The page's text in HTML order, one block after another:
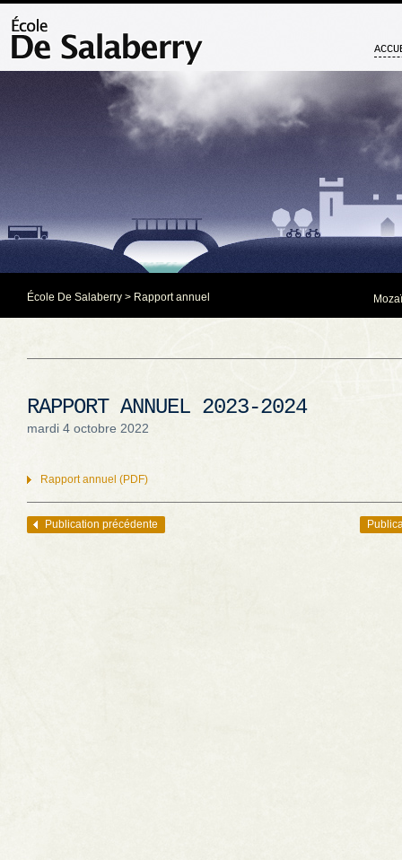
École De Salaberry > Rapport annuel
RAPPORT ANNUEL 2023-2024
mardi 4 octobre 2022
Rapport annuel (PDF)
Navigation des articles
Publication précédente